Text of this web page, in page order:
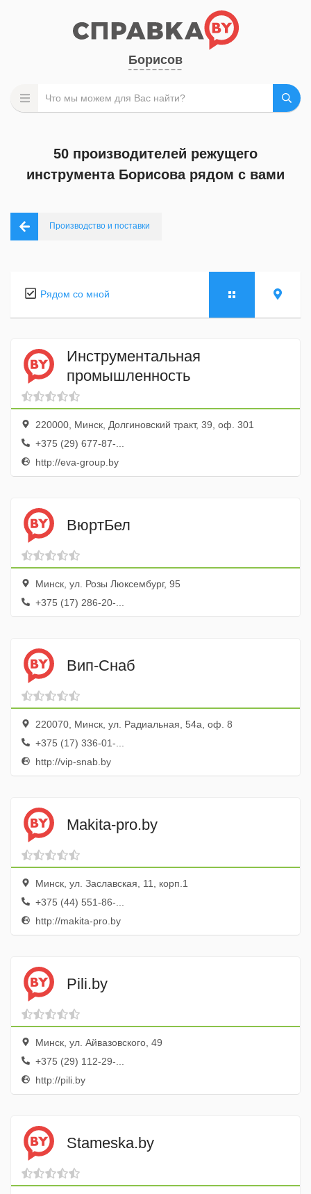
Борисов
50 производителей режущего
инструмента Борисова рядом с вами
Производство и поставки
Рядом со мной
Инструментальная
промышленность
220000, Минск, Долгиновский тракт, 39, оф. 301
+375 (29) 677-87-...
http://eva-group.by
ВюртБел
Минск, ул. Розы Люксембург, 95
+375 (17) 286-20-...
Вип-Снаб
220070, Минск, ул. Радиальная, 54а, оф. 8
+375 (17) 336-01-...
http://vip-snab.by
Makita-pro.by
Минск, ул. Заславская, 11, корп.1
+375 (44) 551-86-...
http://makita-pro.by
Pili.by
Минск, ул. Айвазовского, 49
+375 (29) 112-29-...
http://pili.by
Stameska.by